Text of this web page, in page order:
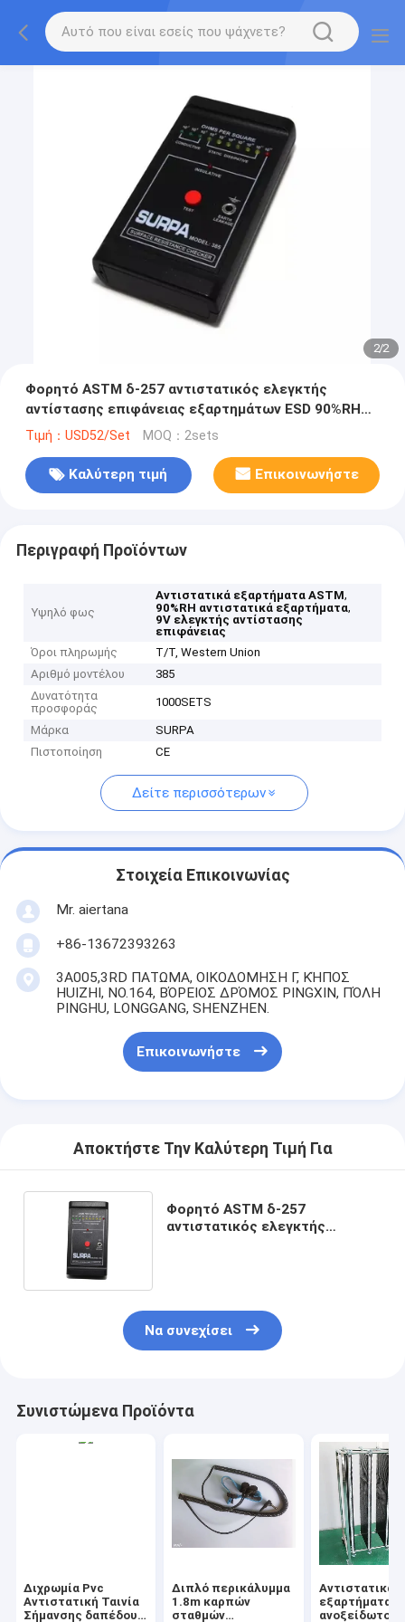
2/2
Φορητό ASTM δ-257 αντιστατικός ελεγκτής
αντίστασης επιφάνειας εξαρτημάτων ESD 90%RH
9V
Τιμή：USD52/Set MOQ：2sets
Καλύτερη τιμή Επικοινωνήστε
Περιγραφή Προϊόντων
Υψηλό φως
Αντιστατικά εξαρτήματα ASTM,
90%RH αντιστατικά εξαρτήματα,
9V ελεγκτής αντίστασης
επιφάνειας
Όροι πληρωμής
T/T, Western Union
Αριθμό μοντέλου
385
Δυνατότητα
προσφοράς
1000SETS
Μάρκα
SURPA
Πιστοποίηση
CE
Δείτε περισσότερων
Στοιχεία Επικοινωνίας
Mr. aiertana
+86-13672393263
3A005,3RD ΠΑΤΩΜΑ, ΟΙΚΟΔΟΜΗΣΗ Γ, ΚΉΠΟΣ
HUIZHI, NO.164, ΒΌΡΕΙΟΣ ΔΡΌΜΟΣ PINGXIN, ΠΌΛΗ
PINGHU, LONGGANG, SHENZHEN.
Επικοινωνήστε
Αποκτήστε Την Καλύτερη Τιμή Για
Φορητό ASTM δ-257
αντιστατικός ελεγκτής
Να συνεχίσει
Συνιστώμενα Προϊόντα
Διχρωμία Pvc
Αντιστατική Ταινία
Σήμανσης δαπέδου
Διπλό περικάλυμμα
1.8m καρπών
σταθμών
Αντιστατικά
εξαρτήματα
ανοξείδωτου,